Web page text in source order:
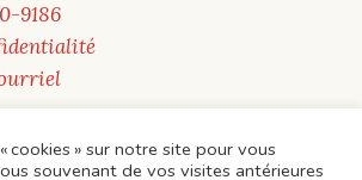
9186
cookies » sur notre site pour vous
souvenant de vos visites antérieures